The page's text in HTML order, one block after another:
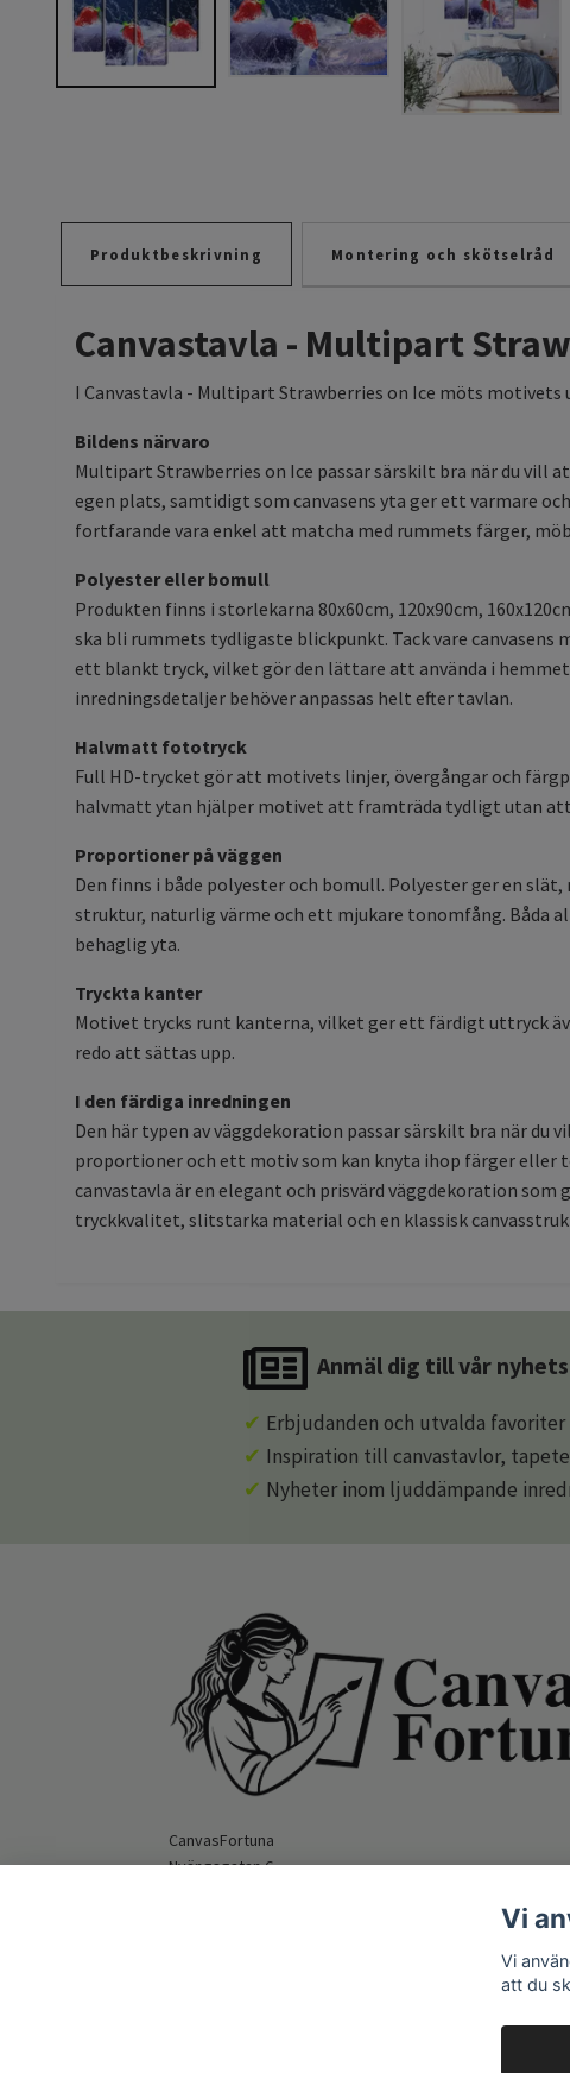
Produktbeskrivning Montering och skötselråd
Canvastavla - Multipart
I Canvastavla - Multipart Strawberries on Ice möts
Bildens närvaro
Multipart Strawberries on Ice passar särskilt bra när du
egen plats, samtidigt som canvasens yta ger ett varmare
fortfarande vara enkel att matcha med rummets färger,
Polyester eller bomull
Produkten finns i storlekarna 80x60cm, 120x90cm,
ska bli rummets tydligaste blickpunkt. Tack vare
ett blankt tryck, vilket gör den lättare att använda i
inredningsdetaljer behöver anpassas helt efter tavlan.
Halvmatt fototryck
Full HD-trycket gör att motivets linjer, övergångar och
halvmatt ytan hjälper motivet att framträda tydligt utan
Proportioner på väggen
Den finns i både polyester och bomull. Polyester ger en
struktur, naturlig värme och ett mjukare tonomfång. Båda
behaglig yta.
Tryckta kanter
Motivet trycks runt kanterna, vilket ger ett färdigt uttryck
redo att sättas upp.
I den färdiga inredningen
Den här typen av väggdekoration passar särskilt bra när du
proportioner och ett motiv som kan knyta ihop färger eller
canvastavla är en elegant och prisvärd väggdekoration
tryckkvalitet, slitstarka material och en klassisk
Anmäl dig till vår
✔ Erbjudanden och utvalda
✔ Inspiration till canvastavlor,
✔ Nyheter inom ljuddämpande
CanvasFortuna
Nyängsgatan 6
Vi
Vi
att du